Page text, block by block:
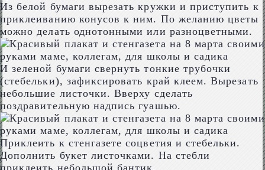
Из белой бумаги вырезать кружки и приступить к
приклеиванию конусов к ним. По желанию цветы
можно делать однотонными или разноцветными.
И зеленой бумаги свернуть тонкие трубочки
(стебельки), зафиксировать край клеем. Вырезать
небольшие листочки. Вверху сделать
поздравительную надпись гуашью.
Приклеить к стенгазете соцветия и стебельки.
Дополнить букет листочками. На стебли
приклеить небольшой бантик.